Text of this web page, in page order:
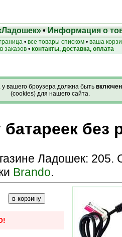
•Информация о
• все товары списком• ваша
заказов• контакты, доставка, оплата
у вашего броузера должна быть
(cookies) для нашего сайта.
батареек без
Ладошек: 205.
Brando.